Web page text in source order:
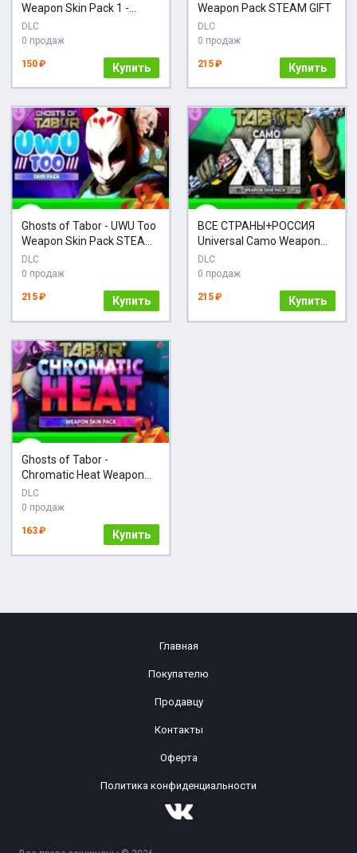
Weapon Skin Pack 1 -
STEAM RU
DLC
0 продаж
150 ₽ Купить
Weapon Pack STEAM GIFT
DLC
0 продаж
215 ₽ Купить
Ghosts of Tabor - UWU Too
Weapon Skin Pack STEAM
GIFT
DLC
0 продаж
215 ₽ Купить
ВСЕ СТРАНЫ+РОССИЯ
Universal Camo Weapon
Skin Pack
DLC
0 продаж
215 ₽ Купить
Ghosts of Tabor -
Chromatic Heat Weapon
Skin Pack
DLC
0 продаж
163 ₽ Купить
Главная
Покупателю
Продавцу
Контакты
Оферта
Политика конфиденциальности